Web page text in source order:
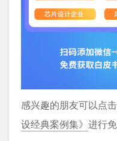
感兴趣的朋友可以点击
设经典案例集》 进行免